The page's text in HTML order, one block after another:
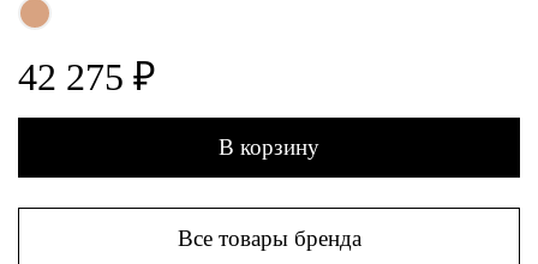
42 275 ₽
В корзину
Все товары бренда